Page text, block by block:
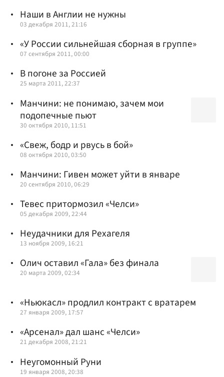
Наши в Англии не нужны
03 декабря 2011, 21:16
«У России сильнейшая сборная в группе»
07 сентября 2011, 00:00
В погоне за Россией
25 марта 2011, 22:37
Манчини: не понимаю, зачем мои
подопечные пьют
30 октября 2010, 11:51
«Свеж, бодр и рвусь в бой»
08 октября 2010, 03:50
Манчини: Гивен может уйти в январе
20 сентября 2010, 06:29
Тевес притормозил «Челси»
05 декабря 2009, 22:44
Неудачники для Рехагеля
13 ноября 2009, 16:21
Олич оставил «Гала» без финала
20 марта 2009, 02:34
«Ньюкасл» продлил контракт с вратарем
27 января 2009, 17:57
«Арсенал» дал шанс «Челси»
21 декабря 2008, 21:21
Неугомонный Руни
19 января 2008, 20:38